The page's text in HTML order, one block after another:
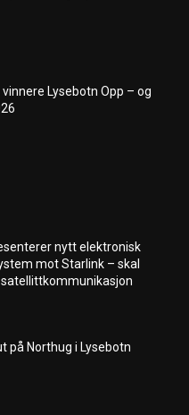
Lysebotn Opp – og
nytt elektronisk
mot Starlink – skal
satellittkommunikasjon
på Northug i Lysebotn